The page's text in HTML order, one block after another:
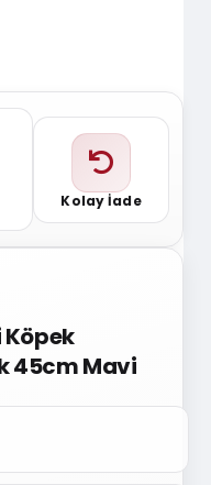
Kolay İade
45cm Mavi